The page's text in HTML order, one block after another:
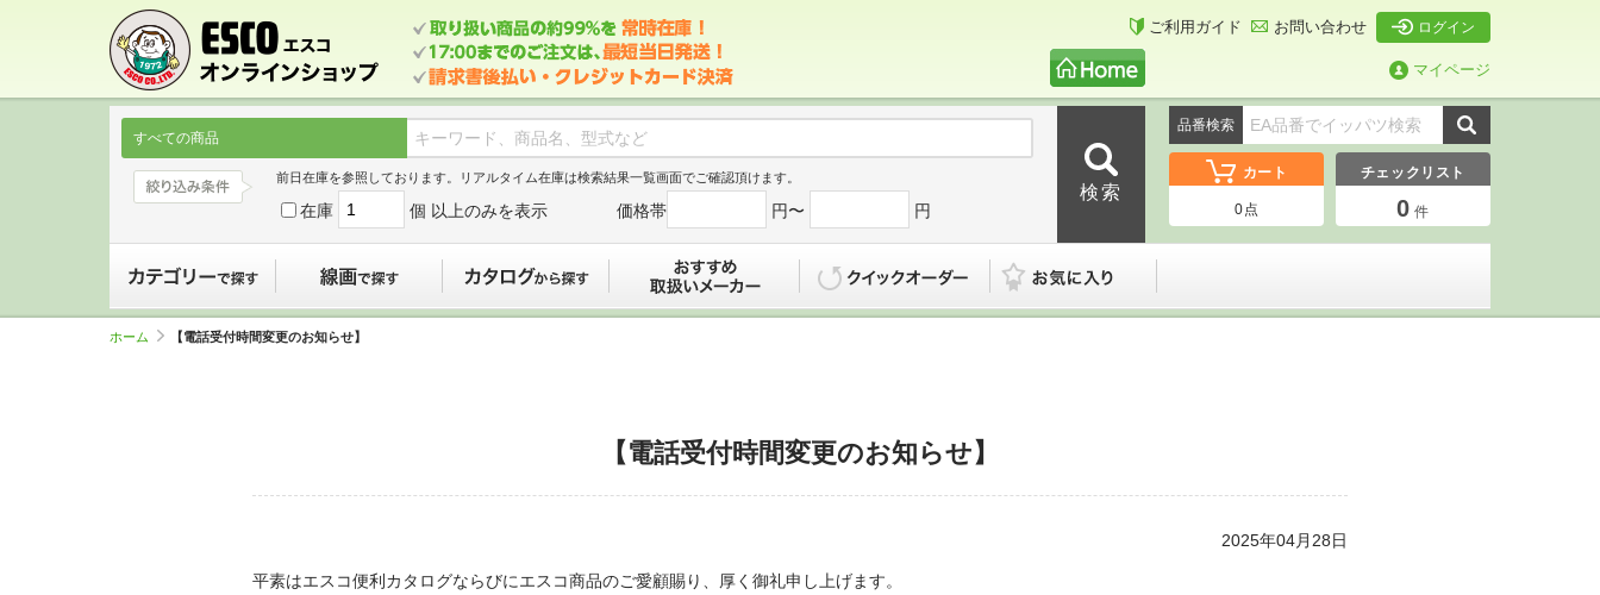
ご利用ガイド お問い合わせ ログイン
マイページ
すべての商品
前日在庫を参照しております。リアルタイム在庫は検索結果一覧画面でご確認頂けます。
在庫 個 以上のみを表示 価格帯 円〜 円
品番検索
カート
0点
チェックリスト
0 件
ホーム 【電話受付時間変更のお知らせ】
【電話受付時間変更のお知らせ】
2025年04月28日
平素はエスコ便利カタログならびにエスコ商品のご愛顧賜り、厚く御礼申し上げます。